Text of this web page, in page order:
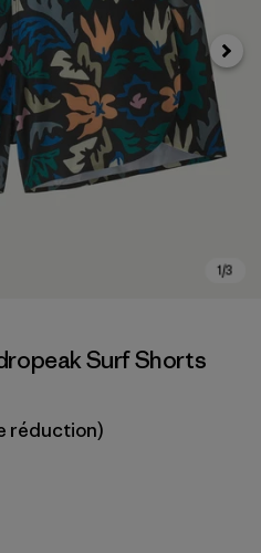
Surf Shorts
réduction)